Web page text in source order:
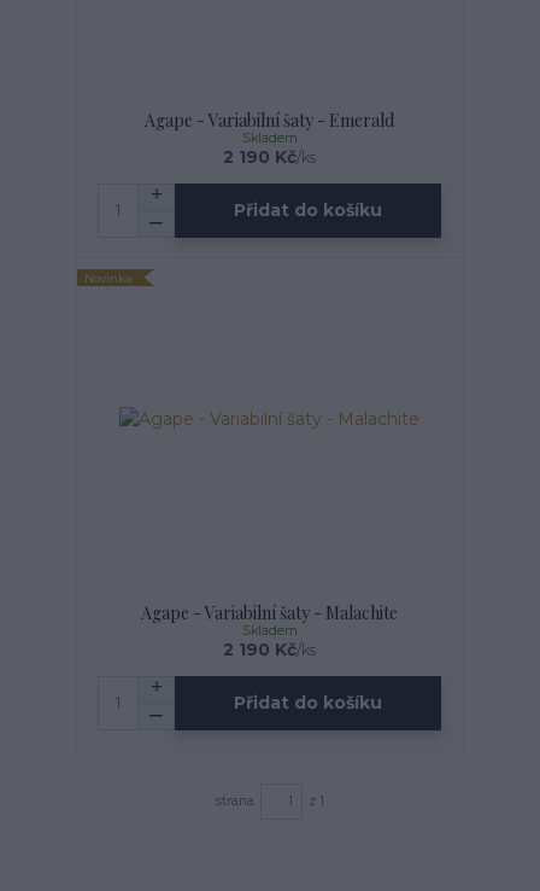
Agape - Variabilní šaty - Emerald
2 190 Kč/ks
Skladem
Přidat do košíku
Novinka
Agape - Variabilní šaty - Malachite
2 190 Kč/ks
Skladem
Přidat do košíku
strana z 1